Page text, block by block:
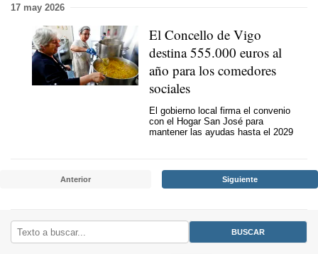
17 may 2026
El Concello de Vigo
destina 555.000 euros al
año para los comedores
sociales
El gobierno local firma el convenio
con el Hogar San José para
mantener las ayudas hasta el 2029
Anterior Siguiente